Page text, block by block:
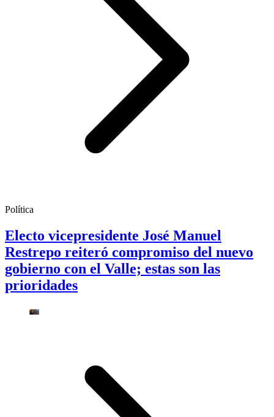
Política
Electo vicepresidente José Manuel
Restrepo reiteró compromiso del nuevo
gobierno con el Valle; estas son las
prioridades